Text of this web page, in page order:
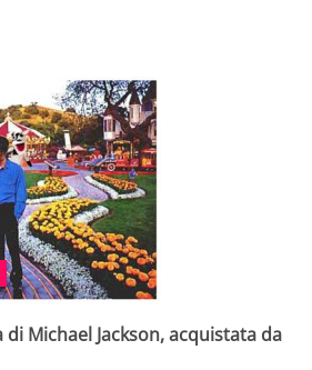
Michael Jackson, acquistata da